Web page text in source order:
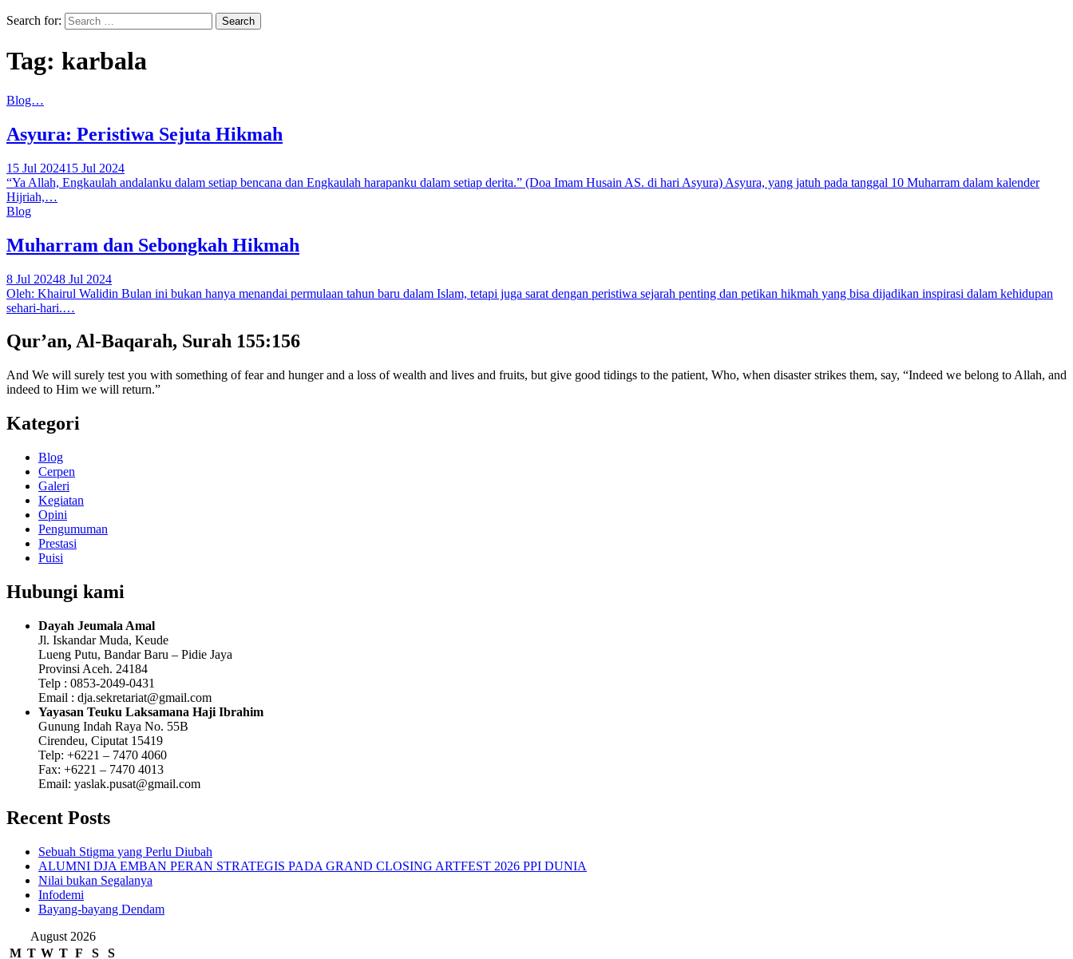
Search for:
Tag: karbala
Blog…
Asyura: Peristiwa Sejuta Hikmah
15 Jul 202415 Jul 2024
“Ya Allah, Engkaulah andalanku dalam setiap bencana dan Engkaulah harapanku dalam setiap derita.” (Doa Imam Husain AS. di hari Asyura) Asyura, yang jatuh pada tanggal 10 Muharram dalam kalender
Hijriah,…
Blog
Muharram dan Sebongkah Hikmah
8 Jul 20248 Jul 2024
Oleh: Khairul Walidin Bulan ini bukan hanya menandai permulaan tahun baru dalam Islam, tetapi juga sarat dengan peristiwa sejarah penting dan petikan hikmah yang bisa dijadikan inspirasi dalam kehidupan
sehari-hari.…
Qur’an, Al-Baqarah, Surah 155:156
And We will surely test you with something of fear and hunger and a loss of wealth and lives and fruits, but give good tidings to the patient, Who, when disaster strikes them, say, “Indeed we belong to Allah, and
indeed to Him we will return.”
Kategori
Blog
Cerpen
Galeri
Kegiatan
Opini
Pengumuman
Prestasi
Puisi
Hubungi kami
Dayah Jeumala Amal
Jl. Iskandar Muda, Keude
Lueng Putu, Bandar Baru – Pidie Jaya
Provinsi Aceh. 24184
Telp : 0853-2049-0431
Email : dja.sekretariat@gmail.com
Yayasan Teuku Laksamana Haji Ibrahim
Gunung Indah Raya No. 55B
Cirendeu, Ciputat 15419
Telp: +6221 – 7470 4060
Fax: +6221 – 7470 4013
Email: yaslak.pusat@gmail.com
Recent Posts
Sebuah Stigma yang Perlu Diubah
ALUMNI DJA EMBAN PERAN STRATEGIS PADA GRAND CLOSING ARTFEST 2026 PPI DUNIA
Nilai bukan Segalanya
Infodemi
Bayang-bayang Dendam
August 2026
M T W T F S S